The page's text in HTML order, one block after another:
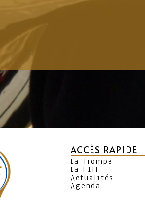
ACCÈS RAPIDE
La Trompe
La FITF
Actualités
Agenda